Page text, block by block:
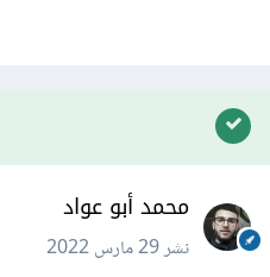
محمد أبو عواد
نشر29 مارس 2022